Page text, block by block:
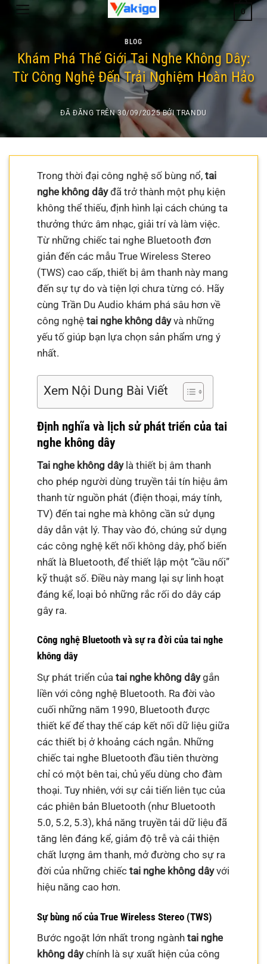
Chuyển
nội
dung
0
BLOG
Khám Phá Thế Giới Tai Nghe Không Dây:
Từ Công Nghệ Đến Trải Nghiệm Hoàn Hảo
ĐÃ ĐĂNG TRÊN30/09/2025 BỞITRANDU
Trong thời đại công nghệ số bùng nổ,tai
nghe không dâyđã trở thành một phụ kiện
không thể thiếu, định hình lại cách chúng ta
thưởng thức âm nhạc, giải trí và làm việc.
Từ những chiếc tai nghe Bluetooth đơn
giản đến các mẫu True Wireless Stereo
(TWS) cao cấp, thiết bị âm thanh này mang
đến sự tự do và tiện lợi chưa từng có. Hãy
cùng Trần Du Audio khám phá sâu hơn về
công nghệtai nghe không dâyvà những
yếu tố giúp bạn lựa chọn sản phẩm ưng ý
nhất.
Xem Nội Dung Bài Viết
Định nghĩa và lịch sử phát triển của tai
nghe không dây
Tai nghe không dâylà thiết bị âm thanh
cho phép người dùng truyền tải tín hiệu âm
thanh từ nguồn phát (điện thoại, máy tính,
TV) đến tai nghe mà không cần sử dụng
dây dẫn vật lý. Thay vào đó, chúng sử dụng
các công nghệ kết nối không dây, phổ biến
nhất là Bluetooth, để thiết lập một “cầu nối”
kỹ thuật số. Điều này mang lại sự linh hoạt
đáng kể, loại bỏ những rắc rối do dây cáp
gây ra.
Công nghệ Bluetooth và sự ra đời của tai nghe
không dây
Sự phát triển củatai nghe không dâygắn
liền với công nghệ Bluetooth. Ra đời vào
cuối những năm 1990, Bluetooth được
thiết kế để thay thế cáp kết nối dữ liệu giữa
các thiết bị ở khoảng cách ngắn. Những
chiếc tai nghe Bluetooth đầu tiên thường
chỉ có một bên tai, chủ yếu dùng cho đàm
thoại. Tuy nhiên, với sự cải tiến liên tục của
các phiên bản Bluetooth (như Bluetooth
5.0, 5.2, 5.3), khả năng truyền tải dữ liệu đã
tăng lên đáng kể, giảm độ trễ và cải thiện
chất lượng âm thanh, mở đường cho sự ra
đời của những chiếctai nghe không dâyvới
hiệu năng cao hơn.
Sự bùng nổ của True Wireless Stereo (TWS)
Bước ngoặt lớn nhất trong ngànhtai nghe
không dâychính là sự xuất hiện của công